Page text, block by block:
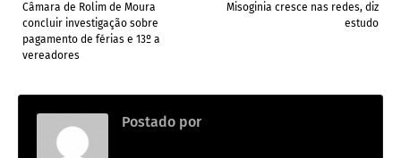
Misoginia cresce nas redes, diz
estudo
Câmara de Rolim de Moura
concluir investigação sobre
pagamento de férias e 13º a
vereadores
Postado por